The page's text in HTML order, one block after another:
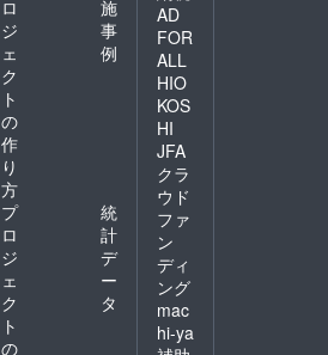
ロ
ジ
ェ
ク
ト
の
作
り
方
施
事
例
プ
ロ
ジ
ェ
ク
ト
の
統
計
デ
ー
タ
AD
FOR
ALL
HIO
KOS
HI
JFA
クラ
ウド
ファ
ン
ディ
ング
mac
hi-ya